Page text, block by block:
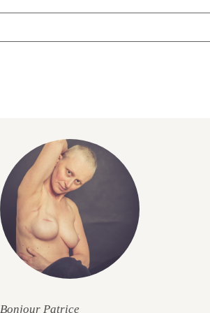
Bonjour Patrice